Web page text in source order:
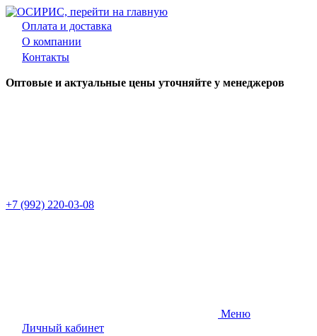
Оплата и доставка
О компании
Контакты
Оптовые и актуальные цены уточняйте у менеджеров
+7 (992) 220-03-08
Меню
Личный кабинет